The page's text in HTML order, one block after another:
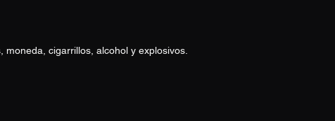
cigarrillos, alcohol y explosivos.